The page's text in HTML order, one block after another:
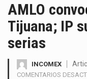
AMLO
Tijuana; IP
serias
INCOMEX
COMENTARIOS